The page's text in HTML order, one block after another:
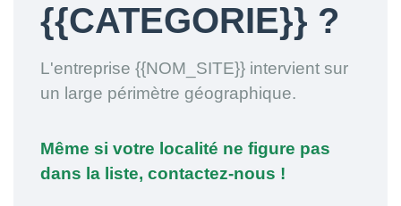
{{CATEGORIE}} ?
L'entreprise {{NOM_SITE}} intervient sur
un large périmètre géographique.
Même si votre localité ne figure pas
dans la liste, contactez-nous !